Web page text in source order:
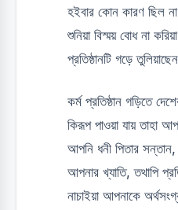
হইবার কোন কারণ ছিল
শুনিয়া বিস্ময় বোধ না
প্রতিষ্ঠানটি গড়ে
কর্ম প্রতিষ্ঠান গড়িতে
কিরূপ পাওয়া যায় তাহা
আপনি ধনী পিতার
আপনার খ্যাতি, তথাপি
নাচাইয়া আপনাকে